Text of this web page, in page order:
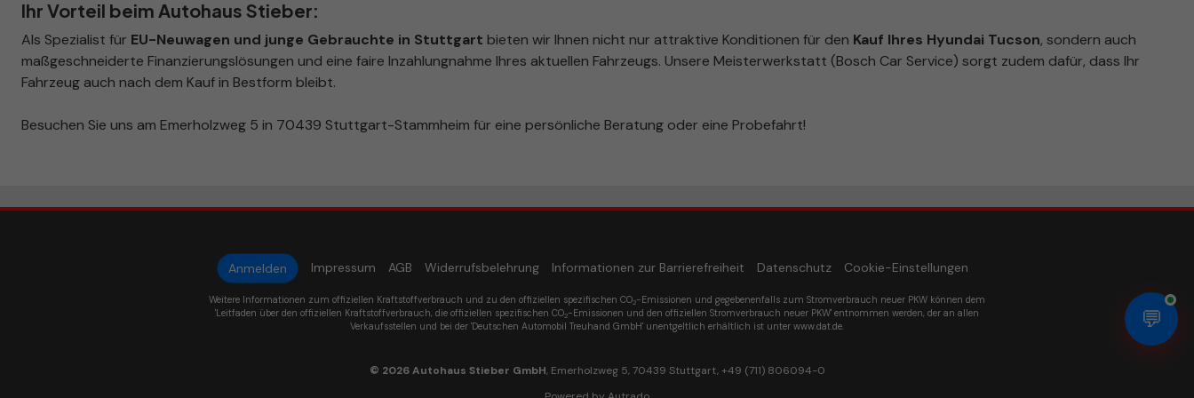
Ihr Vorteil beim Autohaus Stieber:
Als Spezialist für EU-Neuwagen und junge Gebrauchte in Stuttgart bieten wir Ihnen nicht nur attraktive Konditionen für den Kauf Ihres Hyundai Tucson, sondern auch
maßgeschneiderte Finanzierungslösungen und eine faire Inzahlungnahme Ihres aktuellen Fahrzeugs. Unsere Meisterwerkstatt (Bosch Car Service) sorgt zudem dafür, dass Ihr
Fahrzeug auch nach dem Kauf in Bestform bleibt.
Besuchen Sie uns am Emerholzweg 5 in 70439 Stuttgart-Stammheim für eine persönliche Beratung oder eine Probefahrt!
Anmelden Impressum AGB Widerrufsbelehrung Informationen zur Barrierefreiheit Datenschutz Cookie-Einstellungen
💬
Weitere Informationen zum offiziellen Kraftstoffverbrauch und zu den offiziellen spezifischen CO2-Emissionen und gegebenenfalls zum Stromverbrauch neuer PKW können dem
'Leitfaden über den offiziellen Kraftstoffverbrauch, die offiziellen spezifischen CO2-Emissionen und den offiziellen Stromverbrauch neuer PKW' entnommen werden, der an allen
Verkaufsstellen und bei der 'Deutschen Automobil Treuhand GmbH' unentgeltlich erhältlich ist unter www.dat.de.
© 2026Autohaus Stieber GmbH, Emerholzweg 5,70439 Stuttgart,+49 (711) 806094-0